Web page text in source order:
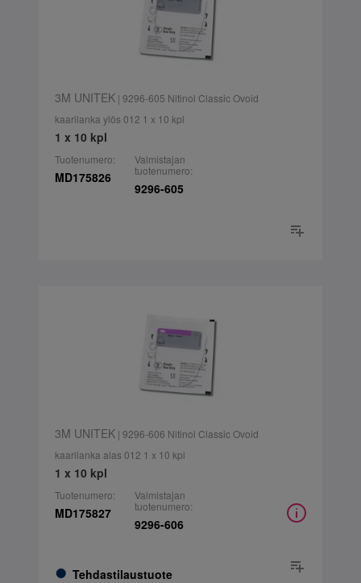
3M UNITEK| 9296-605 Nitinol Classic Ovoid
kaarilanka ylös 012 1 x 10 kpl
1 x 10 kpl
Tuotenumero:
MD175826
Valmistajan
tuotenumero:
9296-605
3M UNITEK| 9296-606 Nitinol Classic Ovoid
kaarilanka alas 012 1 x 10 kpl
1 x 10 kpl
Tuotenumero:
MD175827
Tehdastilaustuote
Valmistajan
tuotenumero:
9296-606